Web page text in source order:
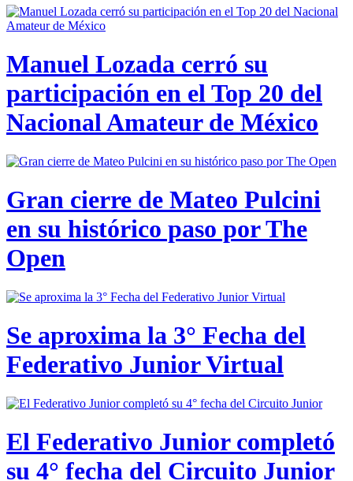
Manuel Lozada cerró su
participación en el Top 20 del
Nacional Amateur de México
Gran cierre de Mateo Pulcini
en su histórico paso por The
Open
Se aproxima la 3° Fecha del
Federativo Junior Virtual
El Federativo Junior completó
su 4° fecha del Circuito Junior